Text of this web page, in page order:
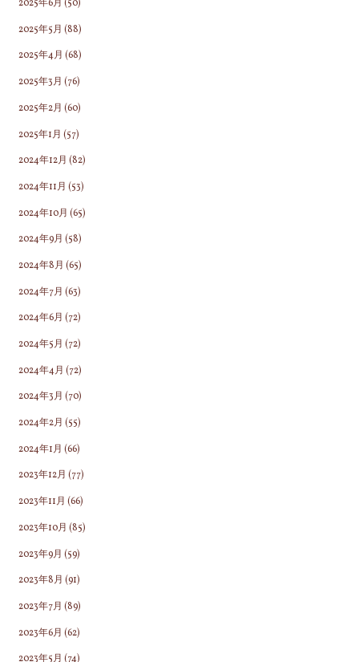
2025年6月 (50)
2025年5月 (88)
2025年4月 (68)
2025年3月 (76)
2025年2月 (60)
2025年1月 (57)
2024年12月 (82)
2024年11月 (53)
2024年10月 (65)
2024年9月 (58)
2024年8月 (65)
2024年7月 (63)
2024年6月 (72)
2024年5月 (72)
2024年4月 (72)
2024年3月 (70)
2024年2月 (55)
2024年1月 (66)
2023年12月 (77)
2023年11月 (66)
2023年10月 (85)
2023年9月 (59)
2023年8月 (91)
2023年7月 (89)
2023年6月 (62)
2023年5月 (74)